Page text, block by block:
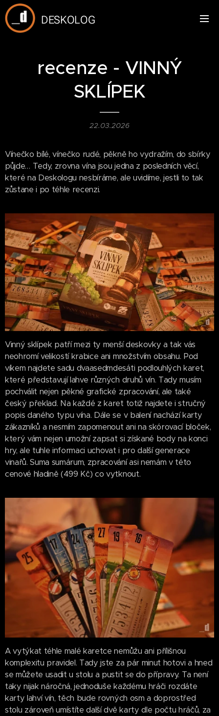
DESKOLOG
recenze - VINNÝ
SKLÍPEK
22.03.2026
Vínečko bílé, vínečko rudé, pěkně ho vydražím, do sbírky
půjde… Tedy, zrovna vína jsou jedna z posledních věcí,
které na Deskologu nesbíráme, ale uvidíme, jestli to tak
zůstane i po téhle recenzi.
Vinný sklípek patří mezi ty menší deskovky a tak vás
neohromí velikostí krabice ani množstvím obsahu. Pod
víkem najdete sadu dvaasedmdesáti podlouhlých karet,
které představují lahve různých druhů vín. Tady musím
pochválit nejen pěkné grafické zpracování, ale také
český překlad. Na každé z karet totiž najdete i stručný
popis daného typu vína. Dále se v balení nachází karty
zákazníků a nesmím zapomenout ani na skórovací bloček,
který vám nejen umožní zapsat si získané body na konci
hry, ale tuhle informaci uchovat i pro další generace
vinařů. Suma sumárum, zpracování asi nemám v této
cenové hladině (499 Kč) co vytknout.
A vytýkat téhle malé karetce nemůžu ani přílišnou
komplexitu pravidel. Tady jste za pár minut hotovi a hned
se můžete usadit u stolu a pustit se do přípravy. Ta není
taky nijak náročná, jednoduše každému hráči rozdáte
karty lahví vín, těch bude rovných osm a doprostřed
stolu zároveň umístíte další dvě karty dle počtu hráčů, za